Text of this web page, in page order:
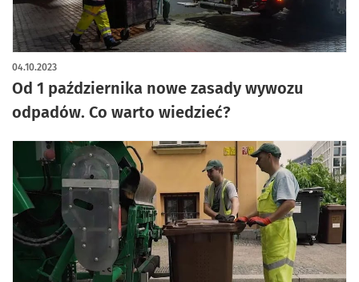
Od 1 października nowe zasady wywozu
odpadów. Co warto wiedzieć?
04.10.2023